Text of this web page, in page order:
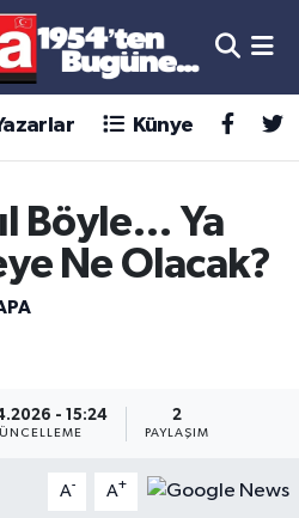
Künye
Böyle… Ya
Ne Olacak?
- 15:24 2
PAYLAŞIM
A- A+